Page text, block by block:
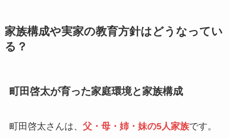
家族構成や実家の教育方針はどうなってい
る？
町田啓太が育った家庭環境と家族構成
町田啓太さんは、 父・母・姉・妹の5人家族です。